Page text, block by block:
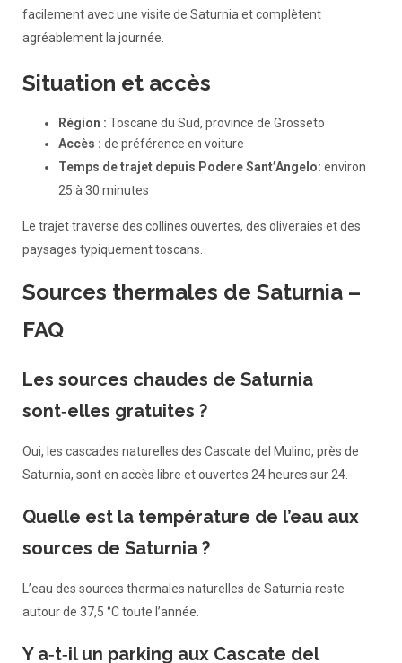
facilement avec une visite de Saturnia et complètent
agréablement la journée.
Situation et accès
Région : Toscane du Sud, province de Grosseto
Accès : de préférence en voiture
Temps de trajet depuis Podere Sant’Angelo: environ
25 à 30 minutes
Le trajet traverse des collines ouvertes, des oliveraies et des
paysages typiquement toscans.
Sources thermales de Saturnia –
FAQ
Les sources chaudes de Saturnia
sont‑elles gratuites ?
Oui, les cascades naturelles des Cascate del Mulino, près de
Saturnia, sont en accès libre et ouvertes 24 heures sur 24.
Quelle est la température de l’eau aux
sources de Saturnia ?
L’eau des sources thermales naturelles de Saturnia reste
autour de 37,5 °C toute l’année.
Y a‑t‑il un parking aux Cascate del